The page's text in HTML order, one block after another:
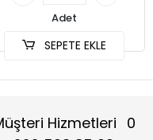
Adet
SEPETE EKLE
Hizmetleri
0